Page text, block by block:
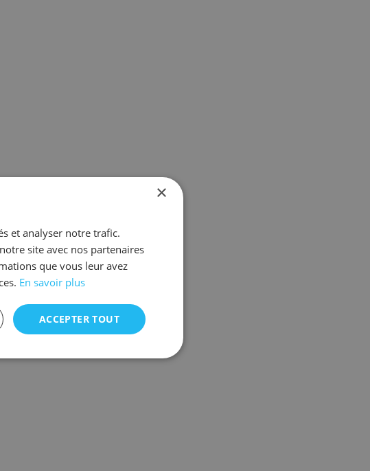
×
et analyser notre trafic.
site avec nos partenaires
que vous leur avez
En savoir plus
ACCEPTER TOUT